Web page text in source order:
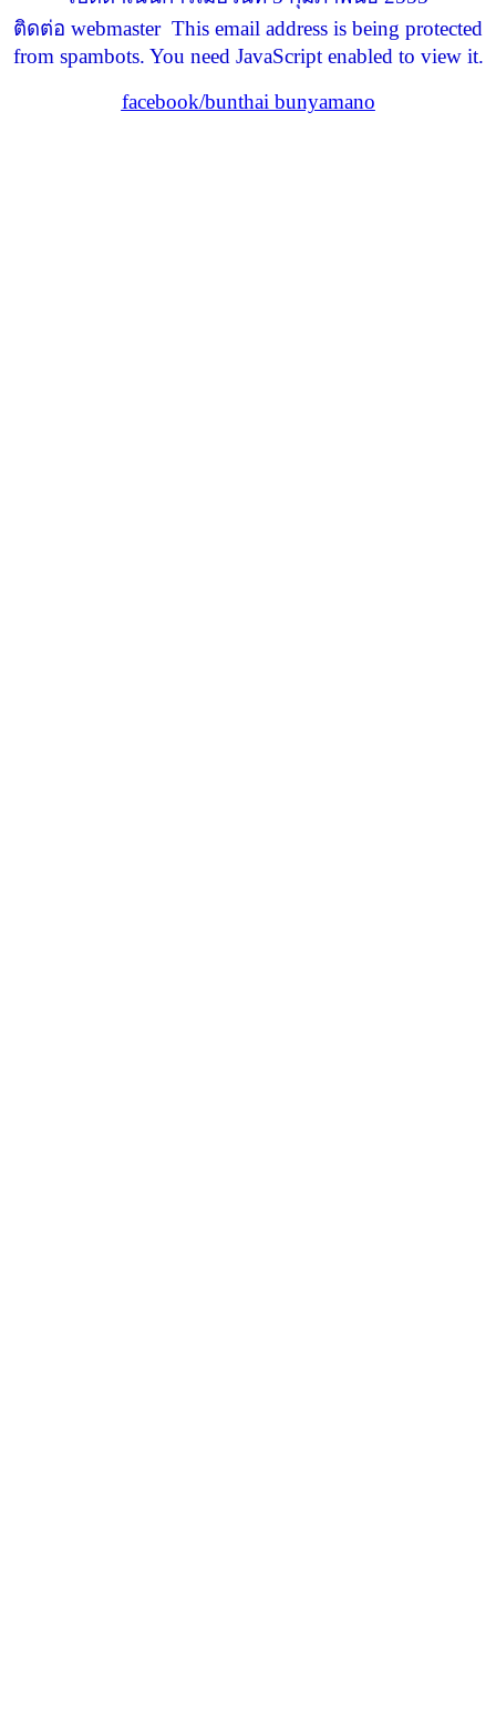
ติดต่อ webmaster This email address is being protected
from spambots. You need JavaScript enabled to view it.
facebook/bunthai bunyamano